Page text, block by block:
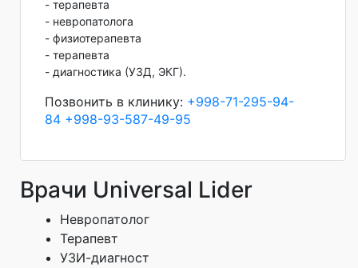
- терапевта
- невропатолога
- физиотерапевта
- терапевта
- диагностика (УЗД, ЭКГ).
Позвонить в клинику: +998-71-295-94-
84 +998-93-587-49-95
Врачи Universal Lider
Невропатолог
Терапевт
УЗИ-диагност